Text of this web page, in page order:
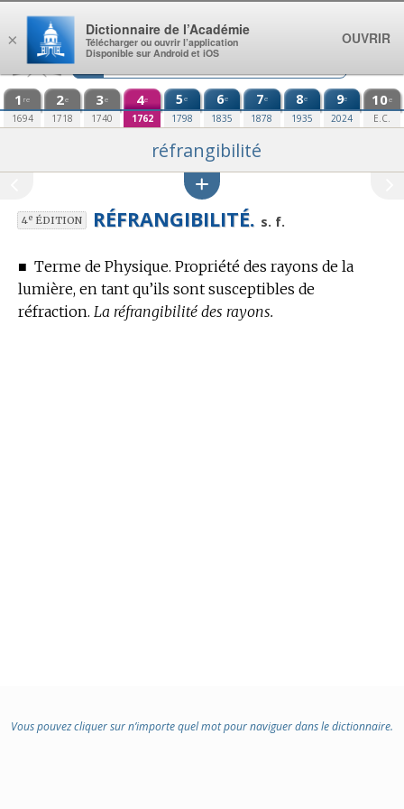
Aller au contenu
1 re
1694
2e
1718
3e
1740
4e
1762
5e
1798
6e
1835
7e
1878
8e
1935
9e
2024
10e
E.C.
réfrangibilité
4eÉDITION RÉFRANGIBILITÉ. s. f.
■ Terme de Physique. Propriété des rayons de la
lumière, en tant qu’ils sont susceptibles de
réfraction. La réfrangibilité des rayons.
Vous pouvez cliquer sur n’importe quel mot pour naviguer dans le dictionnaire.
×
Dictionnaire de l’Académie
Télécharger ou ouvrir l’application
Disponible sur Android et iOS
OUVRIR